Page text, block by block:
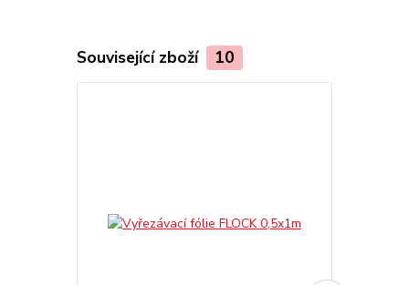
Související zboží 10